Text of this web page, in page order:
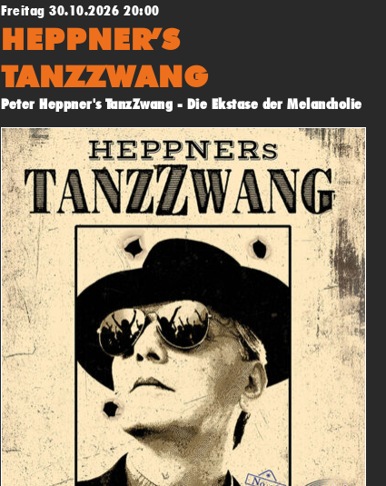
Freitag 30.10.2026 20:00
HEPPNER’S
TANZZWANG
Peter Heppner's TanzZwang - Die Ekstase der Melancholie